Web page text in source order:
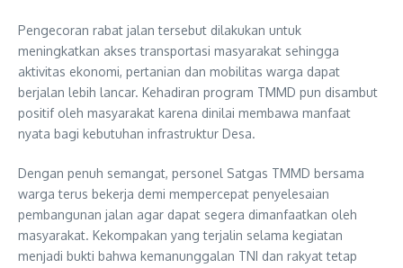
Pengecoran rabat jalan tersebut dilakukan untuk
meningkatkan akses transportasi masyarakat sehingga
aktivitas ekonomi, pertanian dan mobilitas warga dapat
berjalan lebih lancar. Kehadiran program TMMD pun disambut
positif oleh masyarakat karena dinilai membawa manfaat
nyata bagi kebutuhan infrastruktur Desa.
Dengan penuh semangat, personel Satgas TMMD bersama
warga terus bekerja demi mempercepat penyelesaian
pembangunan jalan agar dapat segera dimanfaatkan oleh
masyarakat. Kekompakan yang terjalin selama kegiatan
menjadi bukti bahwa kemanunggalan TNI dan rakyat tetap